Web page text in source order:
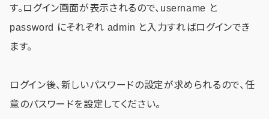
す。ログイン画面が表示されるので、username と
password にそれぞれ admin と入力すればログインでき
ます。
ログイン後、新しいパスワードの設定が求められるので、任
意のパスワードを設定してください。